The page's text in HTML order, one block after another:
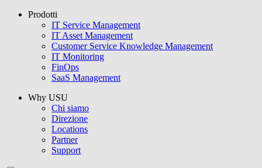
Prodotti
IT Service Management
IT Asset Management
Customer Service Knowledge Management
IT Monitoring
FinOps
SaaS Management
Why USU
Chi siamo
Direzione
Locations
Partner
Support